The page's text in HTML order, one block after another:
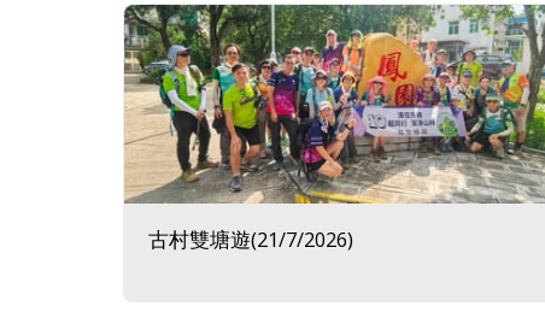
古村雙塘遊(21/7/2026)